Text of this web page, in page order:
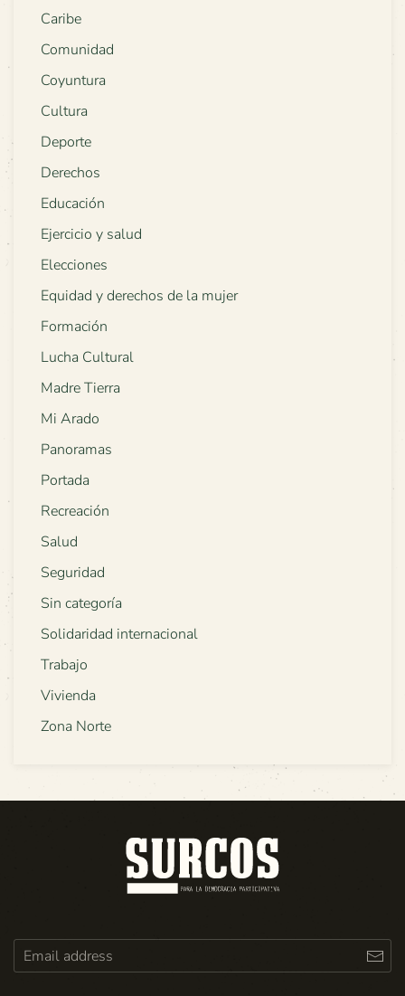
Caribe
Comunidad
Coyuntura
Cultura
Deporte
Derechos
Educación
Ejercicio y salud
Elecciones
Equidad y derechos de la mujer
Formación
Lucha Cultural
Madre Tierra
Mi Arado
Panoramas
Portada
Recreación
Salud
Seguridad
Sin categoría
Solidaridad internacional
Trabajo
Vivienda
Zona Norte